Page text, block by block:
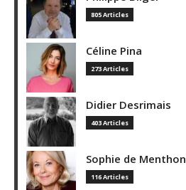
805 Articles
Céline Pina
273 Articles
Didier Desrimais
403 Articles
Sophie de Menthon
116 Articles